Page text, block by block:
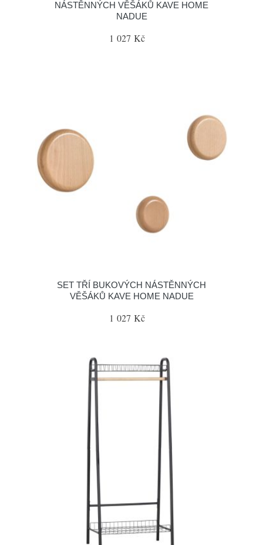
NÁSTĚNNÝCH VĚŠÁKŮ KAVE HOME
NADUE
1 027 Kč
SET TŘÍ BUKOVÝCH NÁSTĚNNÝCH
VĚŠÁKŮ KAVE HOME NADUE
1 027 Kč